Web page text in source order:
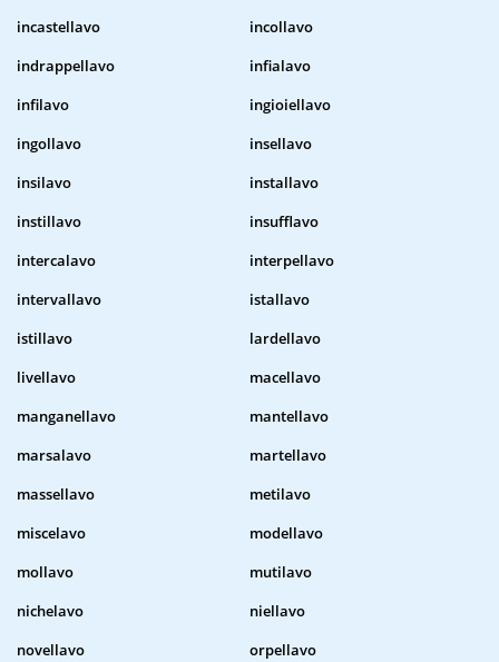
incastellavo
incollavo
indrappellavo
infialavo
infilavo
ingioiellavo
ingollavo
insellavo
insilavo
installavo
instillavo
insufflavo
intercalavo
interpellavo
intervallavo
istallavo
istillavo
lardellavo
livellavo
macellavo
manganellavo
mantellavo
marsalavo
martellavo
massellavo
metilavo
miscelavo
modellavo
mollavo
mutilavo
nichelavo
niellavo
novellavo
orpellavo